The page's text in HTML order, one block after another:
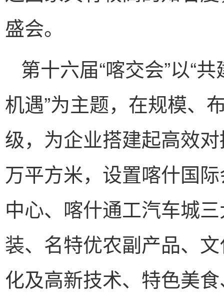
盛会。
第十六届“喀交会”以“
机遇”为主题，在规模、
级，为企业搭建起高效
万平方米，设置喀什国
中心、喀什通工汽车城
装、名特优农副产品、
化及高新技术、特色美